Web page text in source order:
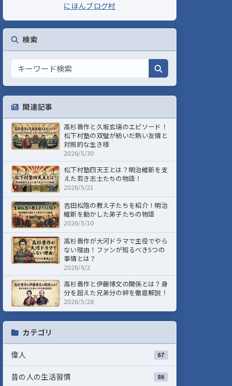
にほんブログ村
検索
関連記事
高杉晋作と久坂玄瑞のエピソード！
松下村塾の双璧が紡いだ熱い友情と
対照的な生き様
2026/5/30
松下村塾四天王とは？明治維新を支
えた若き志士たちの物語！
2026/5/21
吉田松陰の教え子たちを紹介！明治
維新を動かした弟子たちの物語
2026/5/10
高杉晋作が大河ドラマで主役でやら
ない理由！ファンが知るべき5つの
事情とは？
2026/6/2
高杉晋作と伊藤博文の関係とは？身
分を超えた兄弟分の絆を徹底解説！
2026/5/28
カテゴリ
偉人 67
昔の人の生活習慣 86